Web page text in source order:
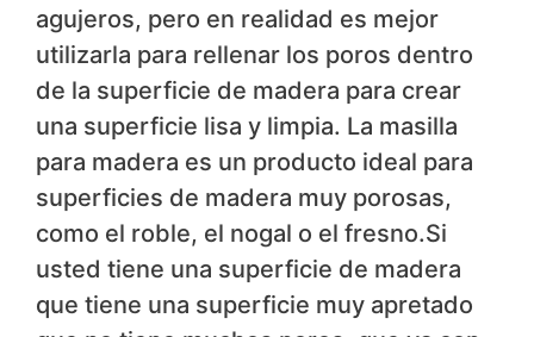
agujeros, pero en realidad es mejor
utilizarla para rellenar los poros dentro
de la superficie de madera para crear
una superficie lisa y limpia. La masilla
para madera es un producto ideal para
superficies de madera muy porosas,
como el roble, el nogal o el fresno.Si
usted tiene una superficie de madera
que tiene una superficie muy apretado